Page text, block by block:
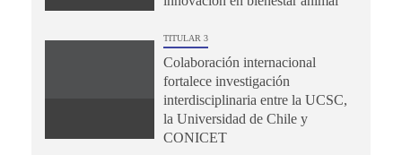
TITULAR 3
Colaboración internacional
fortalece investigación
interdisciplinaria entre la UCSC,
la Universidad de Chile y
CONICET